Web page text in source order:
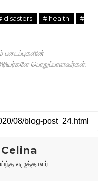
disasters # health
#
படைப்புகளின்
பொறுப்பானவர்கள்.
எழுத்தாளர்